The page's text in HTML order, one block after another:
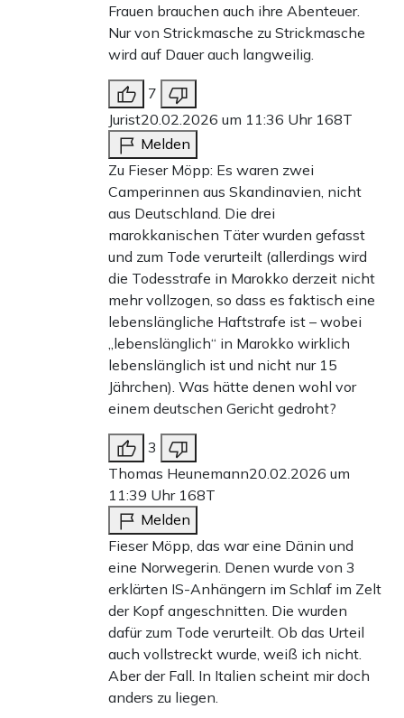
Frauen brauchen auch ihre Abenteuer.
Nur von Strickmasche zu Strickmasche
wird auf Dauer auch langweilig.
7
Jurist20.02.2026 um 11:36 Uhr 168T
Melden
Zu Fieser Möpp: Es waren zwei
Camperinnen aus Skandinavien, nicht
aus Deutschland. Die drei
marokkanischen Täter wurden gefasst
und zum Tode verurteilt (allerdings wird
die Todesstrafe in Marokko derzeit nicht
mehr vollzogen, so dass es faktisch eine
lebenslängliche Haftstrafe ist – wobei
„lebenslänglich“ in Marokko wirklich
lebenslänglich ist und nicht nur 15
Jährchen). Was hätte denen wohl vor
einem deutschen Gericht gedroht?
3
Thomas Heunemann20.02.2026 um
11:39 Uhr 168T
Melden
Fieser Möpp, das war eine Dänin und
eine Norwegerin. Denen wurde von 3
erklärten IS-Anhängern im Schlaf im Zelt
der Kopf angeschnitten. Die wurden
dafür zum Tode verurteilt. Ob das Urteil
auch vollstreckt wurde, weiß ich nicht.
Aber der Fall. In Italien scheint mir doch
anders zu liegen.